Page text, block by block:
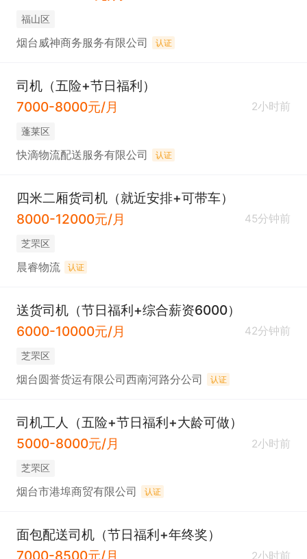
福山区
烟台威神商务服务有限公司 认证
司机（五险+节日福利）
7000-8000元/月
2小时前
蓬莱区
快滴物流配送服务有限公司 认证
四米二厢货司机（就近安排+可带车）
8000-12000元/月
45分钟前
芝罘区
晨睿物流 认证
送货司机（节日福利+综合薪资6000）
6000-10000元/月
42分钟前
芝罘区
烟台圆誉货运有限公司西南河路分公司 认证
司机工人（五险+节日福利+大龄可做）
5000-8000元/月
2小时前
芝罘区
烟台市港埠商贸有限公司 认证
面包配送司机（节日福利+年终奖）
7000-8500元/月
2小时前